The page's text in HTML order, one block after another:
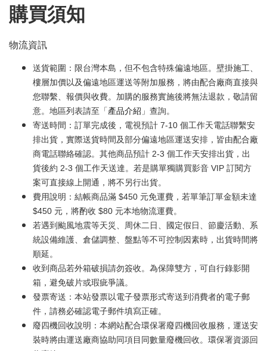
購買須知
物流資訊
送貨範圍：限台灣本島，但不包含特殊偏遠地區。壁掛施工、
樓層加價以及偏遠地區運送等附加服務，將由配合廠商直接與
您聯繫、報價與收費。加購的服務實施後將無法退款，敬請留
意。地區列表請至「產品介紹 」查詢。
寄送時間：訂單完成後，電視預計 7-10 個工作天電話聯繫安
排出貨，實際送貨時間及部分偏遠地區運送安排，皆由配合廠
商電話聯絡確認。其他商品預計 2-3 個工作天安排出貨，出
貨後約 2-3 個工作天送達。若是購單獨購買影音 VIP 訂閱方
案可直接線上開通，將不另行出貨。
費用說明：結帳商品滿 $450 元免運費，若單筆訂單金額未達
$450 元，將酌收 $80 元本地物流運費。
若遇到颱風地震等天災、周休二日、國定假日、節慶活動、系
統設備維護、倉儲調整、盤點等不可控制因素時，出貨時間將
順延。
收到商品若外箱破損請勿簽收。為保障雙方，可自行錄影開
箱，避免破片或瑕疵爭議。
發票寄送：本站發票以電子發票形式寄送到消費者的電子郵
件，請務必確認電子郵件填寫正確。
廢四機回收說明：本網站配合環保署廢四機回收服務，運送安
裝時將由運送廠商協助同項目同數量廢機回收。環保署資源回